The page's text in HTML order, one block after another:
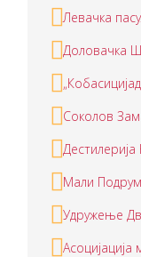
Левачка
Доловачка
Соколов
Мали Подрум
Удружење